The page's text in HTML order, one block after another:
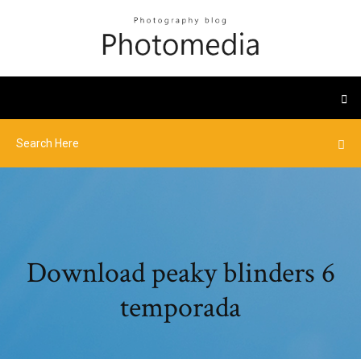
Download peaky blinders 6
temporada